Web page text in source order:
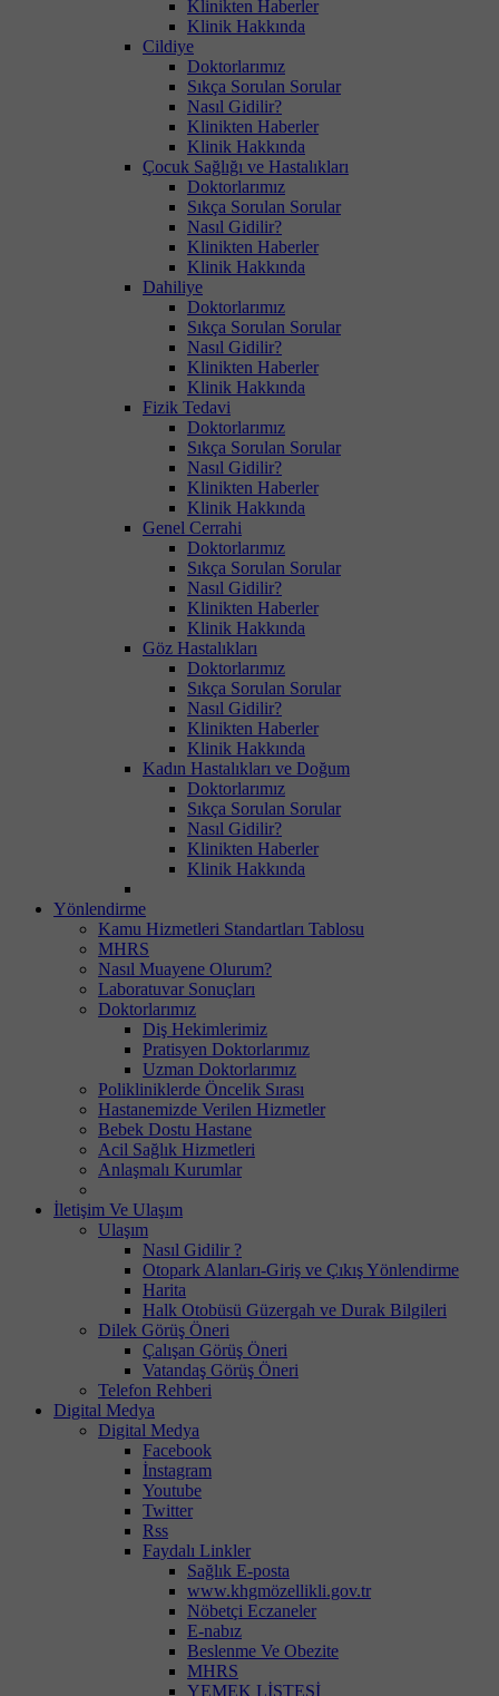
Klinikten Haberler
Klinik Hakkında
Cildiye
Doktorlarımız
Sıkça Sorulan Sorular
Nasıl Gidilir?
Klinikten Haberler
Klinik Hakkında
Çocuk Sağlığı ve Hastalıkları
Doktorlarımız
Sıkça Sorulan Sorular
Nasıl Gidilir?
Klinikten Haberler
Klinik Hakkında
Dahiliye
Doktorlarımız
Sıkça Sorulan Sorular
Nasıl Gidilir?
Klinikten Haberler
Klinik Hakkında
Fizik Tedavi
Doktorlarımız
Sıkça Sorulan Sorular
Nasıl Gidilir?
Klinikten Haberler
Klinik Hakkında
Genel Cerrahi
Doktorlarımız
Sıkça Sorulan Sorular
Nasıl Gidilir?
Klinikten Haberler
Klinik Hakkında
Göz Hastalıkları
Doktorlarımız
Sıkça Sorulan Sorular
Nasıl Gidilir?
Klinikten Haberler
Klinik Hakkında
Kadın Hastalıkları ve Doğum
Doktorlarımız
Sıkça Sorulan Sorular
Nasıl Gidilir?
Klinikten Haberler
Klinik Hakkında
Yönlendirme
Kamu Hizmetleri Standartları Tablosu
MHRS
Nasıl Muayene Olurum?
Laboratuvar Sonuçları
Doktorlarımız
Diş Hekimlerimiz
Pratisyen Doktorlarımız
Uzman Doktorlarımız
Polikliniklerde Öncelik Sırası
Hastanemizde Verilen Hizmetler
Bebek Dostu Hastane
Acil Sağlık Hizmetleri
Anlaşmalı Kurumlar
İletişim Ve Ulaşım
Ulaşım
Nasıl Gidilir ?
Otopark Alanları-Giriş ve Çıkış Yönlendirme
Harita
Halk Otobüsü Güzergah ve Durak Bilgileri
Dilek Görüş Öneri
Çalışan Görüş Öneri
Vatandaş Görüş Öneri
Telefon Rehberi
Digital Medya
Digital Medya
Facebook
İnstagram
Youtube
Twitter
Rss
Faydalı Linkler
Sağlık E-posta
www.khgmözellikli.gov.tr
Nöbetçi Eczaneler
E-nabız
Beslenme Ve Obezite
MHRS
YEMEK LİSTESİ